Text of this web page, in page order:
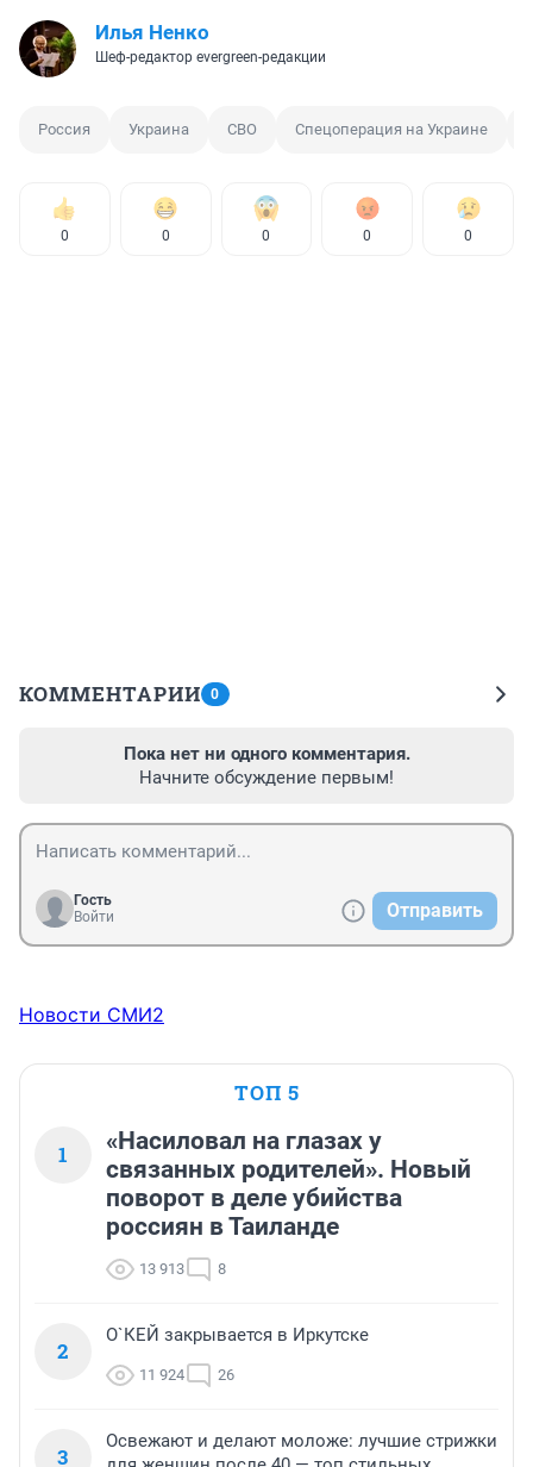
Илья Ненко
Шеф-редактор evergreen-редакции
Россия Украина СВО Спецоперация на Украине
0 0 0 0 0
КОММЕНТАРИИ 0
Пока нет ни одного комментария.
Начните обсуждение первым!
Гость
Войти
Отправить
Новости СМИ2
ТОП 5
1
«Насиловал на глазах у
связанных родителей». Новый
поворот в деле убийства
россиян в Таиланде
13 913 8
2
О`КЕЙ закрывается в Иркутске
11 924 26
3
Освежают и делают моложе: лучшие стрижки